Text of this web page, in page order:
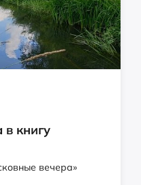
в книгу
вечера»